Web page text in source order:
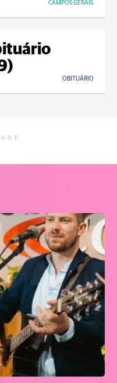
CAMPOS GERAIS
OBITUÁRIO